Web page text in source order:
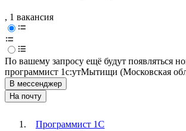
, 1 вакансия
По вашему запросу ещё будут появляться
программист 1с:утМытищи (Московская
В мессенджер
На почту
Программист 1С